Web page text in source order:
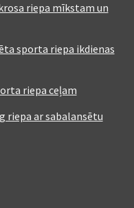
riepa mīkstam un
sporta riepa ikdienas
riepa ceļam
riepa ar sabalansētu